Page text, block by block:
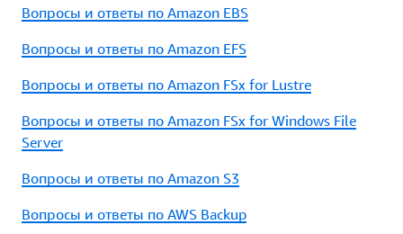
Вопросы и ответы по Amazon EBS
Вопросы и ответы по Amazon EFS
Вопросы и ответы по Amazon FSx for Lustre
Вопросы и ответы по Amazon FSx for Windows File
Server
Вопросы и ответы по Amazon S3
Вопросы и ответы по AWS Backup